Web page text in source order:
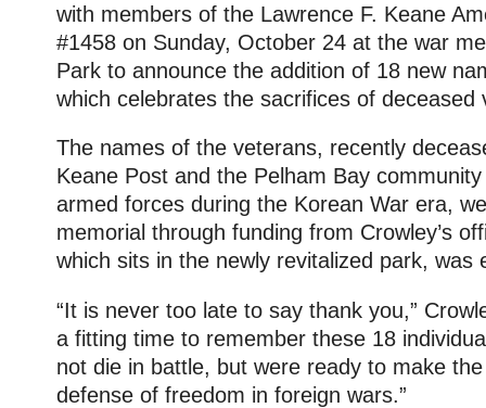
with members of the Lawrence F. Keane
#1458 on Sunday, October 24 at the war
Park to announce the addition of 18 new
which celebrates the sacrifices of deceased
The names of the veterans, recently
Keane Post and the Pelham Bay
armed forces during the Korean War era,
memorial through funding from Crowley’s
which sits in the newly revitalized park, was
“It is never too late to say thank you,”
a fitting time to remember these 18
not die in battle, but were ready to make
defense of freedom in foreign wars.”